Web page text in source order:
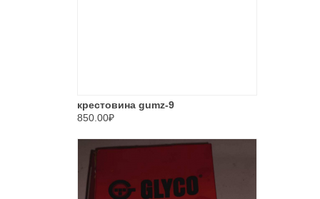
крестовина gumz-9
850.00₽